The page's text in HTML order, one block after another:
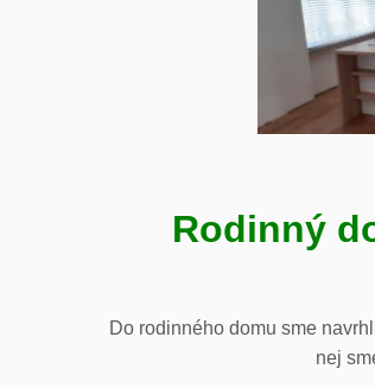
Rodinný
Do rodinného domu sme
nej